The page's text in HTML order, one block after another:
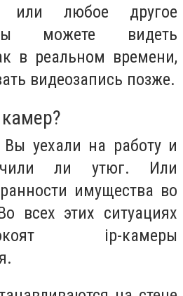
или любое другое
можете видеть
в реальном времени,
видеозапись позже.
Вы уехали на работу и
ли утюг. Или
имущества во
всех этих ситуациях
ip-камеры